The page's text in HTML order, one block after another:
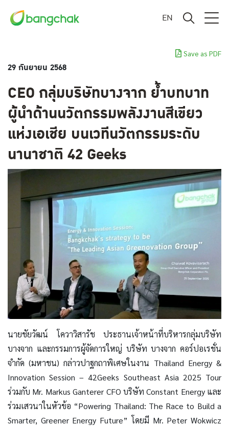
EN
Save as PDF
29 กันยายน 2568
CEO กลุ่มบริษัทบางจาก ย้ำบทบาท
ผู้นำด้านนวัตกรรมพลังงานสีเขียว
แห่งเอเชีย บนเวทีนวัตกรรมระดับ
นานาชาติ 42 Geeks
นายชัยวัฒน์ โควาวิสารัช ประธานเจ้าหน้าที่บริหารกลุ่มบริษัท
บางจาก และกรรมการผู้จัดการใหญ่ บริษัท บางจาก คอร์ปอเรชั่น
จำกัด (มหาชน) กล่าวปาฐกถาพิเศษในงาน Thailand Energy &
Innovation Session – 42Geeks Southeast Asia 2025 Tour
ร่วมกับ Mr. Markus Ganterer CFO บริษัท Constant Energy และ
ร่วมเสวนาในหัวข้อ “Powering Thailand: The Race to Build a
Smarter, Greener Energy Future” โดยมี Mr. Peter Wokwicz